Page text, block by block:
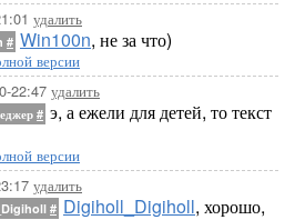
удалить
# Win100n, не за что)
версии
22:47 удалить
# э, а ежели для детей, то текст
версии
удалить
# Digiholl_Digiholl, хорошо,